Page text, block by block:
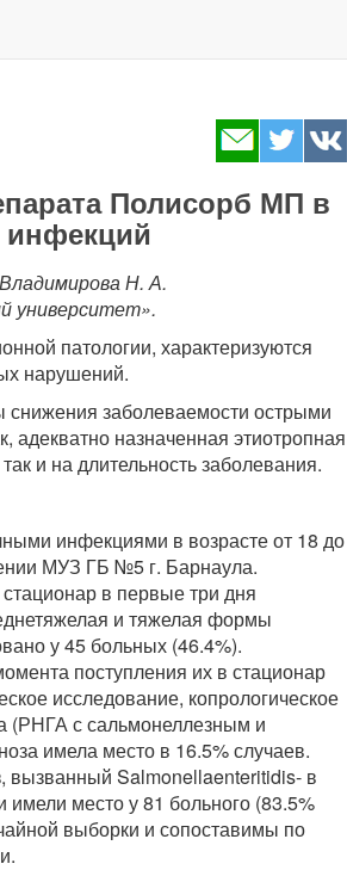
Полисорб МП в
Н. А.
университет».
патологии, характеризуются
нарушений.
заболеваемости острыми
назначенная этиотропная
и на длительность заболевания.
инфекциями в возрасте от 18 до
МУЗ ГБ №5 г. Барнаула.
в первые три дня
и тяжелая формы
у 45 больных (46.4%).
поступления их в стационар
исследование, копрологическое
(РНГА с сальмонеллезным и
имела место в 16.5% случаев.
Salmonellaenteritidis- в
место у 81 больного (83.5%
выборки и сопоставимы по